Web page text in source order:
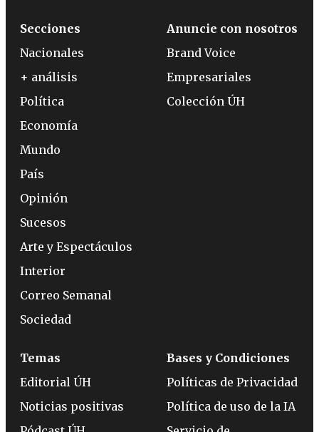
Secciones
Nacionales
+ análisis
Política
Economía
Mundo
País
Opinión
Sucesos
Arte y Espectáculos
Interior
Correo Semanal
Sociedad
Anuncie con nosotros
Brand Voice
Empresariales
Colección ÚH
Temas
Editorial ÚH
Noticias positivas
Bases y Condiciones
Políticas de Privacidad
Política de uso de la IA